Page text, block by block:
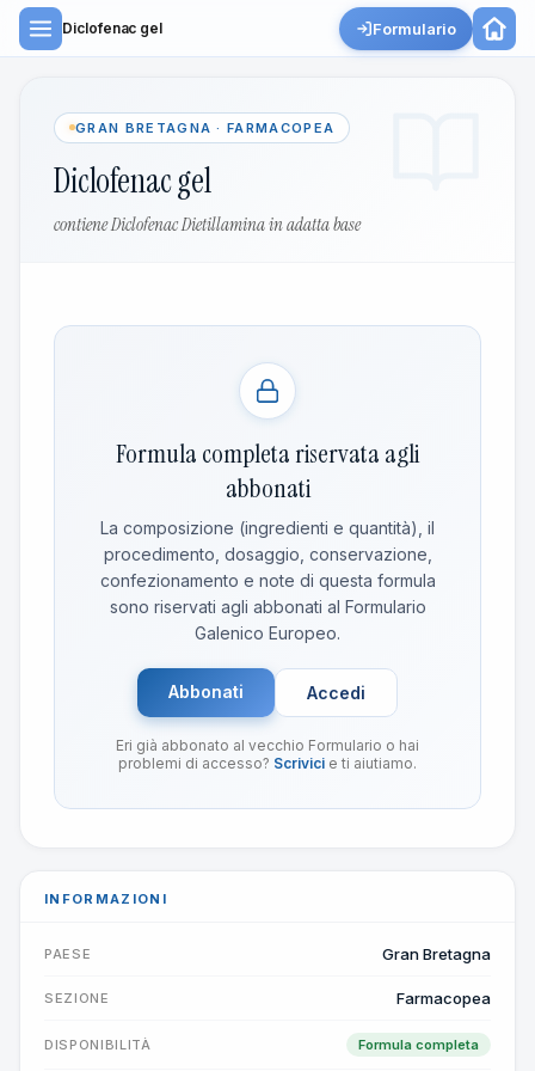
Diclofenac gel Formulario
GRAN BRETAGNA · FARMACOPEA
Diclofenac gel
contiene Diclofenac Dietillamina in adatta base
Formula completa riservata agli
abbonati
La composizione (ingredienti e quantità), il
procedimento, dosaggio, conservazione,
confezionamento e note di questa formula
sono riservati agli abbonati al Formulario
Galenico Europeo.
Abbonati Accedi
Eri già abbonato al vecchio Formulario o hai
problemi di accesso? Scrivici e ti aiutiamo.
INFORMAZIONI
PAESE Gran Bretagna
SEZIONE Farmacopea
DISPONIBILITÀ Formula completa